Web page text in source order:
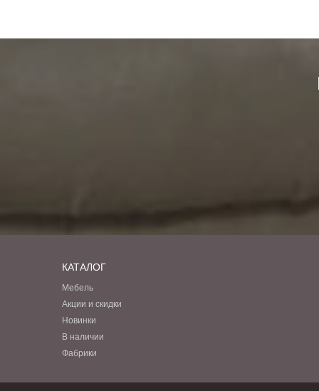
КАТАЛОГ
Мебель
Акции и скидки
Новинки
В наличии
Фабрики